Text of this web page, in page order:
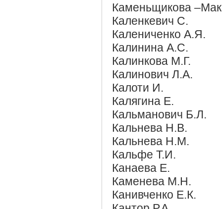
Каменьщикова
Каленкевич С.
Калениченко А.Я.
Калинина А.С.
Калинкова М.Г.
Калинович Л.А.
Калоти И.
Калягина Е.
Кальманович Б.Л.
Кальнева Н.В.
Кальнева Н.М.
Кальфе Т.И.
Канаева Е.
Каменева М.Н.
Канивченко Е.К.